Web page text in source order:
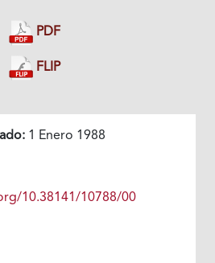
PDF
FLIP
1 Enero 1988
10.38141/10788/00